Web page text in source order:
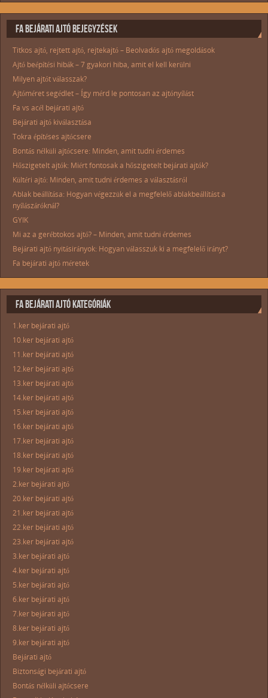
FA BEJÁRATI AJTÓ BEJEGYZÉSEK
Titkos ajtó, rejtett ajtó, rejtekajtó – Beolvadós ajtó megoldások
Ajtó beépítési hibák – 7 gyakori hiba, amit el kell kerülni
Milyen ajtót válasszak?
Ajtóméret segédlet – Így mérd le pontosan az ajtónyílást
Fa vs acél bejárati ajtó
Bejárati ajtó kiválasztása
Tokra építéses ajtócsere
Bontás nélküli ajtócsere: Minden, amit tudni érdemes
Hőszigetelt ajtók: Miért fontosak a hőszigetelt bejárati ajtók?
Kültéri ajtó: Minden, amit tudni érdemes a választásról
Ablak beállítása: Hogyan végezzük el a megfelelő ablakbeállítást a
nyílászáróknál?
GYIK
Mi az a gerébtokos ajtó? – Minden, amit tudni érdemes
Bejárati ajtó nyitásirányok: Hogyan válasszuk ki a megfelelő irányt?
Fa bejárati ajtó méretek
FA BEJÁRATI AJTÓ KATEGÓRIÁK
1.ker bejárati ajtó
10.ker bejárati ajtó
11.ker bejárati ajtó
12.ker bejárati ajtó
13.ker bejárati ajtó
14.ker bejárati ajtó
15.ker bejárati ajtó
16.ker bejárati ajtó
17.ker bejárati ajtó
18.ker bejárati ajtó
19.ker bejárati ajtó
2.ker bejárati ajtó
20.ker bejárati ajtó
21.ker bejárati ajtó
22.ker bejárati ajtó
23.ker bejárati ajtó
3.ker bejárati ajtó
4.ker bejárati ajtó
5.ker bejárati ajtó
6.ker bejárati ajtó
7.ker bejárati ajtó
8.ker bejárati ajtó
9.ker bejárati ajtó
Bejárati ajtó
Biztonsági bejárati ajtó
Bontás nélküli ajtócsere